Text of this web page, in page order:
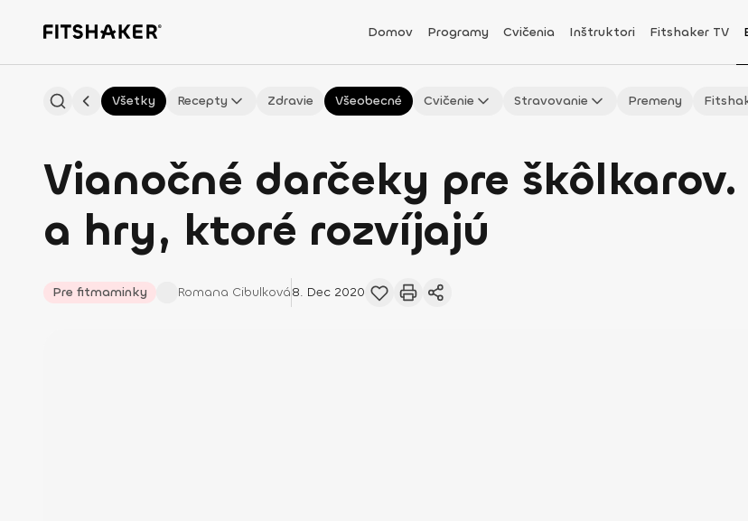
Domov Programy Cvičenia Inštruktori Fitshaker TV
Všetky Recepty Zdravie Všeobecné Cvičenie Stravovanie Premeny
Vianočné darčeky pre
a hry, ktoré rozvíjajú
Pre fitmaminky Romana Cibulková8. Dec 2020